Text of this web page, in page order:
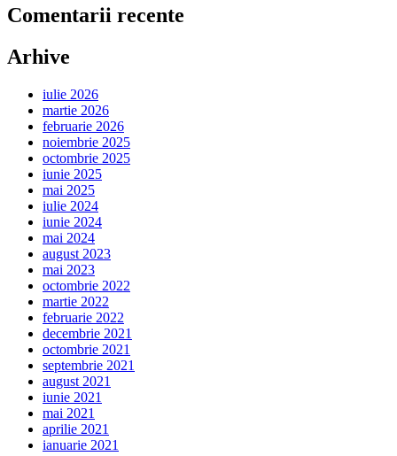
Comentarii recente
Arhive
iulie 2026
martie 2026
februarie 2026
noiembrie 2025
octombrie 2025
iunie 2025
mai 2025
iulie 2024
iunie 2024
mai 2024
august 2023
mai 2023
octombrie 2022
martie 2022
februarie 2022
decembrie 2021
octombrie 2021
septembrie 2021
august 2021
iunie 2021
mai 2021
aprilie 2021
ianuarie 2021